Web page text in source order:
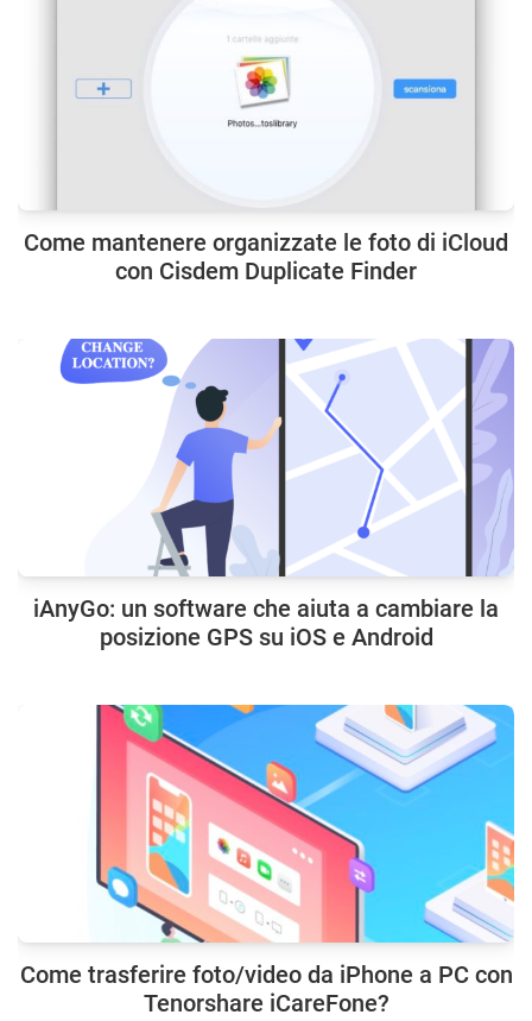
Come mantenere organizzate le foto di iCloud
con Cisdem Duplicate Finder
iAnyGo: un software che aiuta a cambiare la
posizione GPS su iOS e Android
Come trasferire foto/video da iPhone a PC con
Tenorshare iCareFone?